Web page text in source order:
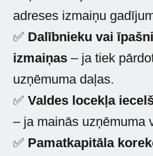
adreses izmaiņu
✅ Dalībnieku vai
izmaiņas – ja tiek
uzņēmuma daļas.
✅Valdes locekļa
– ja mainās uzņēmuma
✅ Pamatkapitāla